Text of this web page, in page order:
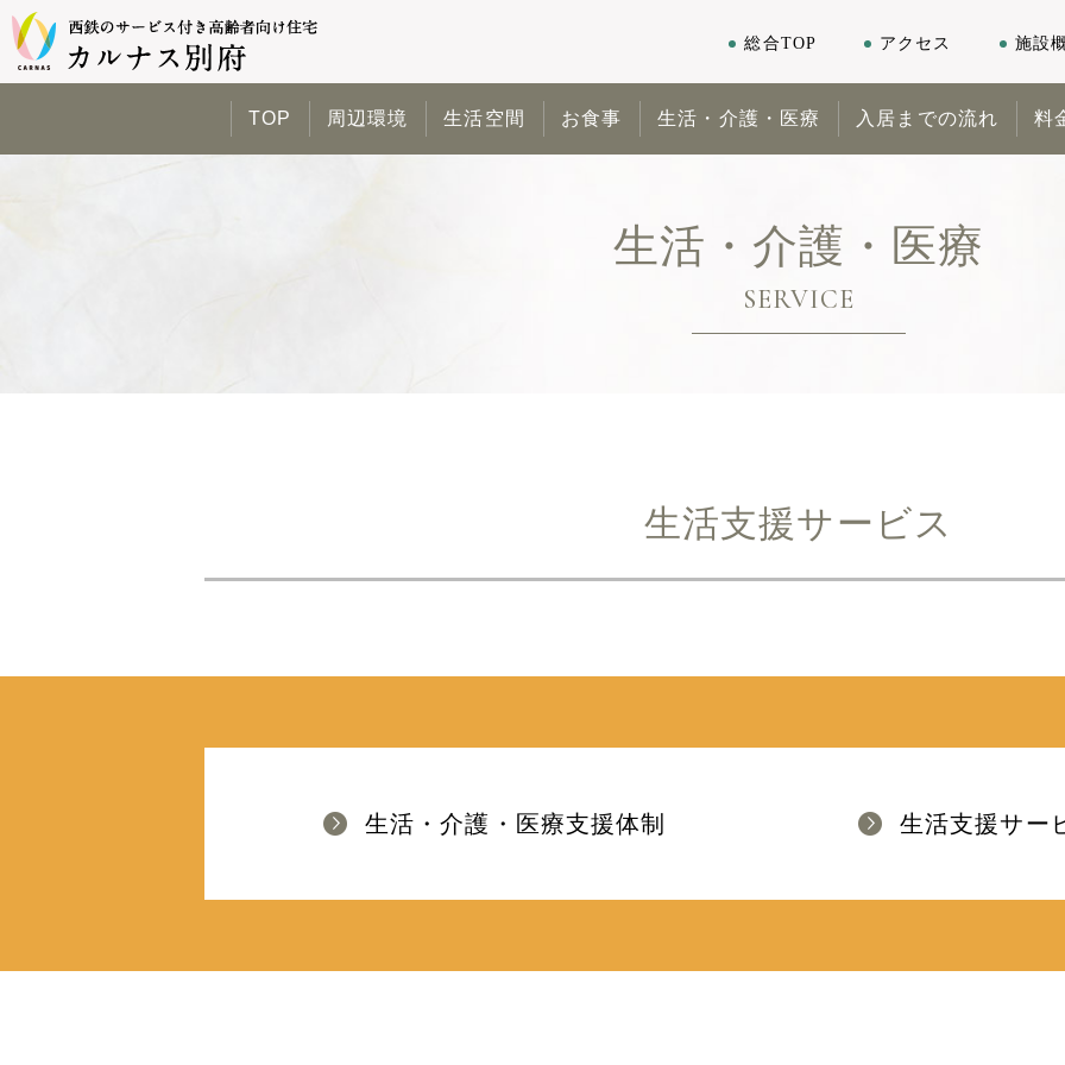
総合TOP アクセス 施設
TOP 周辺環境 生活空間 お食事 生活・介護・医療 入居までの流れ 料
生活・介護・医療
SERVICE
生活支援サービス
生活・介護・医療支援体制 生活支援サー